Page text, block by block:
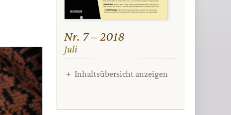
Nr. 7 – 2018
:
Juli
Inhaltsübersicht anzeigen